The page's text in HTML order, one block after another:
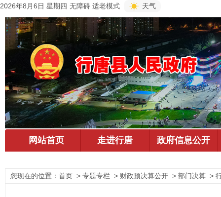
2026年8月6日 星期四 无障碍 适老模式 天气
您现在的位置： 首页 > 专题专栏 > 财政预决算公开 > 部门决算 >